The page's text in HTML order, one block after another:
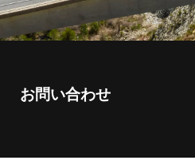
お問い合わせ